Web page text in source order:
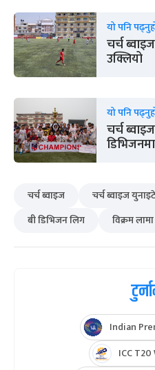
यो पनि
चर्च
उक्लियो
यो पनि
चर्च
चर्च ब्वाइज चर्च ब्वाइज
बी डिभिजन लिग
विक्रम लामा
Indian
ICC